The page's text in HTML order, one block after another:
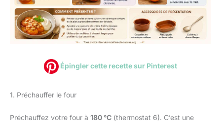
Épingler cette recette sur Pinterest
1. Préchauffer le four
Préchauffez votre four à 180 °C (thermostat 6). C’est une